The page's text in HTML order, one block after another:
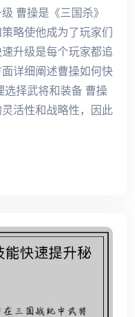
曹操是《三国杀》
略使他成为了玩家们
升级是每个玩家都追
详细阐述曹操如何快
选择武将和装备 曹操
活性和战略性，因此